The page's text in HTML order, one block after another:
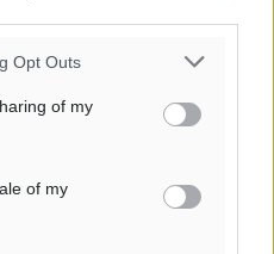
Opt Outs
of my
of myστη Ρόδο